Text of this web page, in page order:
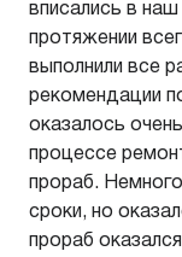
вписались в
протяжении
выполнили все
рекомендации
оказалось
процессе
прораб.
сроки, но
прораб